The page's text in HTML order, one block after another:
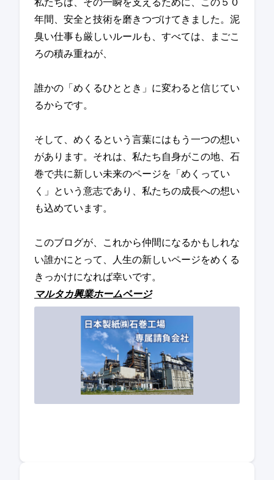
年間、安全と技術を磨きつづけてきました。泥
臭い仕事も厳しいルールも、すべては、まごこ
ろの積み重ねが、
誰かの「めくるひととき」に変わると信じてい
るからです。
そして、めくるという言葉にはもう一つの想い
があります。それは、私たち自身がこの地、石
巻で共に新しい未来のページを「めくってい
く」という意志であり、私たちの成長への想い
も込めています。
このブログが、これから仲間になるかもしれな
い誰かにとって、人生の新しいページをめくる
きっかけになれば幸いです。
マルタカ興業ホームページ